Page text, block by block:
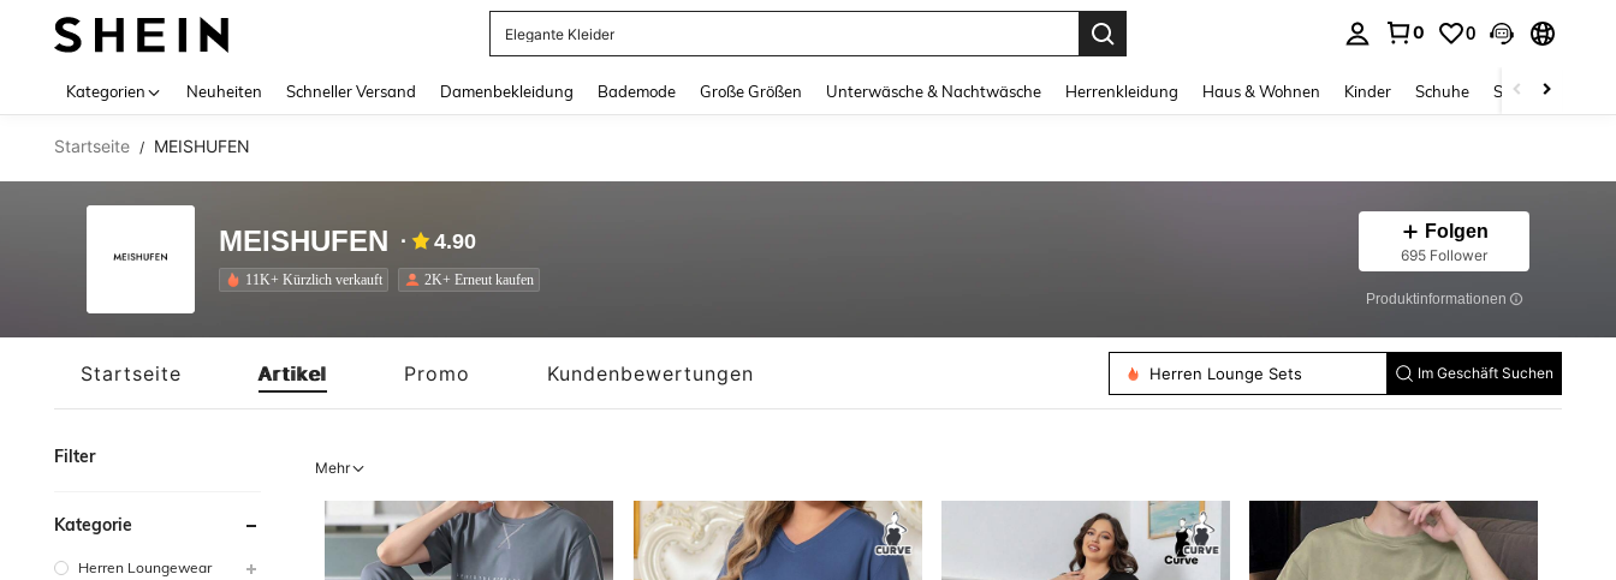
Elegante Kleider
0 0
Kategorien Neuheiten Schneller Versand Damenbekleidung Bademode Große Größen Unterwäsche & Nachtwäsche Herrenkleidung Haus & Wohnen Kinder Schuhe Schmuck &
Startseite / MEISHUFEN
MEISHUFEN 4.90
11K+ Kürzlich verkauft 2K+ Erneut kaufen
Folgen
695 Follower
Produktinformationen
Startseite Artikel Promo Kundenbewertungen Herren Lounge Sets Im Geschäft Suchen
Filter
Kategorie
Herren Loungewear
Mehr